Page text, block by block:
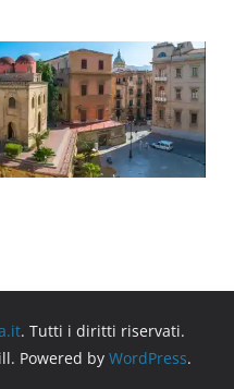
. Tutti i diritti riservati.
Powered by WordPress.